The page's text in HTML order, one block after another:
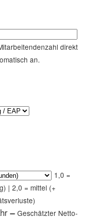
direkt
an.
1,0 =
| 2,0 = mittel (+
– Geschätzter Netto-